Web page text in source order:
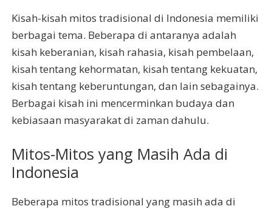
Kisah-kisah mitos tradisional di Indonesia memiliki
berbagai tema. Beberapa di antaranya adalah
kisah keberanian, kisah rahasia, kisah pembelaan,
kisah tentang kehormatan, kisah tentang kekuatan,
kisah tentang keberuntungan, dan lain sebagainya.
Berbagai kisah ini mencerminkan budaya dan
kebiasaan masyarakat di zaman dahulu.
Mitos-Mitos yang Masih Ada di
Indonesia
Beberapa mitos tradisional yang masih ada di